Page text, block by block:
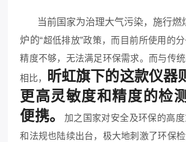
当前国家为治理大气污染，施行燃
炉的“超低排放”政策，而目前所使用的
精度不够，无法满足环保需求。而与传
相比， 昕虹旗下的这款仪器
更高灵敏度和精度的检
便携。
加之国家对安全及环保的高
和法规也陆续出台，极大地刺激了环保